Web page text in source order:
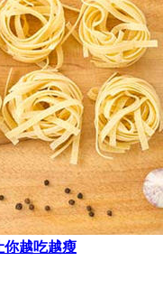
你越吃越瘦